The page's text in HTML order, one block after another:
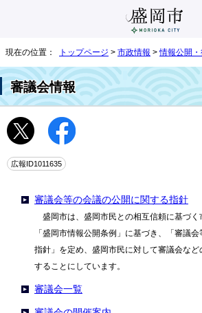
現在の位置： トップページ > 市政情報 >情報公開
審議会情報
広報ID1011635
審議会等の会議の公開に関する指針
盛岡市は、盛岡市民との相互信頼に基づく
「盛岡市情報公開条例」に基づき、「審議
指針」を定め、盛岡市民に対して審議会な
することにしています。
審議会一覧